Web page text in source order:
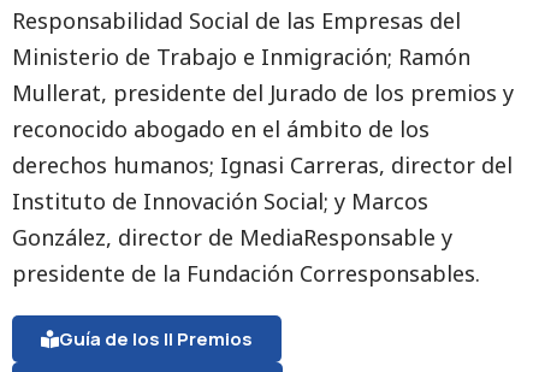
Responsabilidad Social de las Empresas del
Ministerio de Trabajo e Inmigración; Ramón
Mullerat, presidente del Jurado de los premios y
reconocido abogado en el ámbito de los
derechos humanos; Ignasi Carreras, director del
Instituto de Innovación Social; y Marcos
González, director de MediaResponsable y
presidente de la Fundación Corresponsables.
Guía de los II Premios